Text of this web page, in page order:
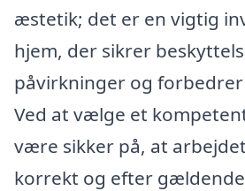
æstetik; det er en vigtig
hjem, der sikrer
påvirkninger og
Ved at vælge et
være sikker på, at
korrekt og efter